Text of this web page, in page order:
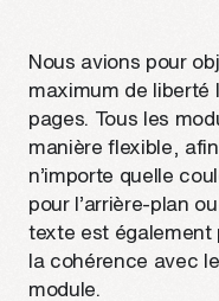
Nous avions pour
maximum de liberté
pages. Tous les
manière flexible,
n’importe quelle
pour l’arrière-plan
texte est également
la cohérence avec
module.